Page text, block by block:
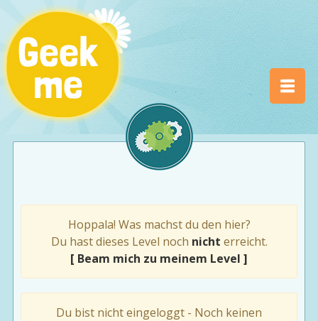
Hoppala! Was machst du den hier?
Du hast dieses Level noch nicht erreicht.
[ Beam mich zu meinem Level ]
Du bist nicht eingeloggt - Noch keinen